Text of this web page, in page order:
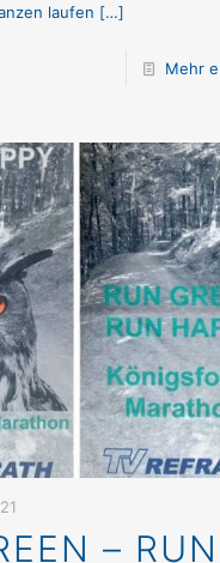
laufen […]
Mehr
– RUN